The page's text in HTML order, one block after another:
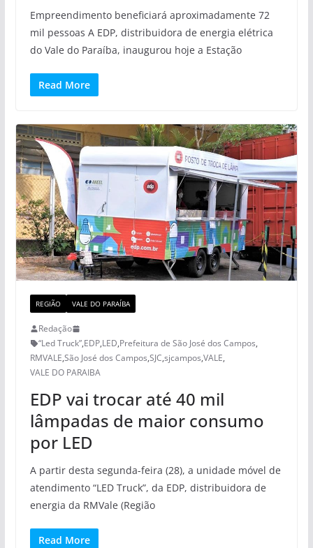
Empreendimento beneficiará aproximadamente 72
mil pessoas A EDP, distribuidora de energia elétrica
do Vale do Paraíba, inaugurou hoje a Estação
Read More
REGIÃO VALE DO PARAÍBA
Redação
“Led Truck”,EDP,LED,Prefeitura de São José dos Campos,
RMVALE,São José dos Campos,SJC,sjcampos,VALE,
VALE DO PARAIBA
EDP vai trocar até 40 mil
lâmpadas de maior consumo
por LED
A partir desta segunda-feira (28), a unidade móvel de
atendimento “LED Truck”, da EDP, distribuidora de
energia da RMVale (Região
Read More